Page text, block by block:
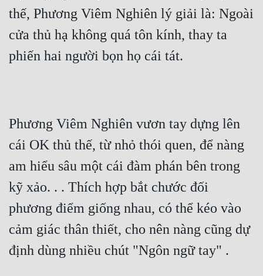
thế, Phương Viêm Nghiên lý giải là: Ngoài
cửa thủ hạ không quá tôn kính, thay ta
phiến hai người bọn họ cái tát.
Phương Viêm Nghiên vươn tay dựng lên
cái OK thủ thế, từ nhỏ thói quen, để nàng
am hiểu sâu một cái đàm phán bên trong
kỹ xảo. . . Thích hợp bắt chước đối
phương điểm giống nhau, có thể kéo vào
cảm giác thân thiết, cho nên nàng cũng dự
định dùng nhiều chút "Ngôn ngữ tay" .